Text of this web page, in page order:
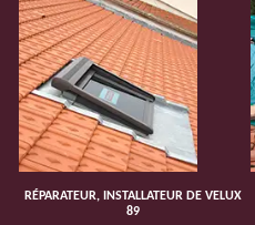
RÉPARATEUR, INSTALLATEUR DE VELUX
89